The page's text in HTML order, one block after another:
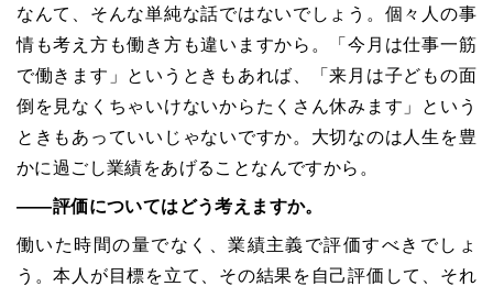
なんて、そんな単純な話ではないでしょう。個々人の事
情も考え方も働き方も違いますから。「今月は仕事一筋
で働きます」というときもあれば、「来月は子どもの面
倒を見なくちゃいけないからたくさん休みます」という
ときもあっていいじゃないですか。大切なのは人生を豊
かに過ごし業績をあげることなんですから。
――評価についてはどう考えますか。
働いた時間の量でなく、業績主義で評価すべきでしょ
う。本人が目標を立て、その結果を自己評価して、それ